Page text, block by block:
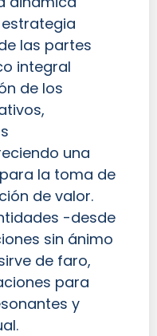
las partes
integral
de los
una
la toma de
de valor.
-desde
sin ánimo
de faro,
para
y